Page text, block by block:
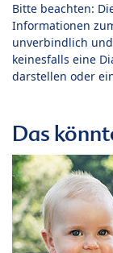
Bitte beachten:
Informationen
unverbindlich
keinesfalls eine
darstellen oder
Das